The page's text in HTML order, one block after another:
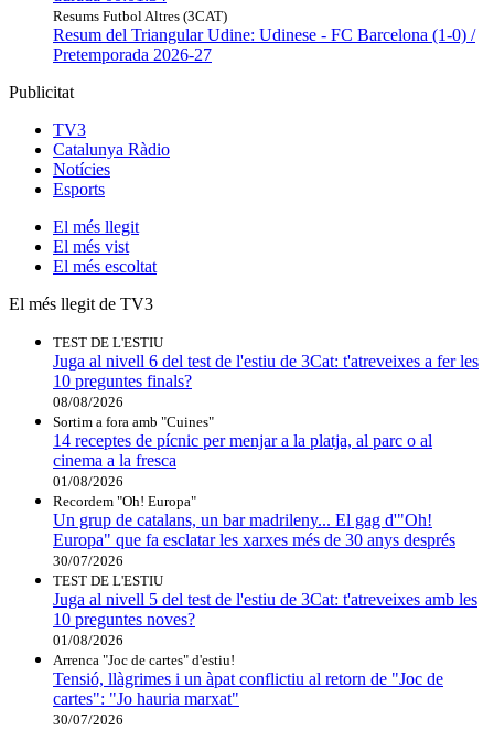
Resums Futbol Altres (3CAT)
Resum del Triangular Udine: Udinese - FC Barcelona (1-0) /
Pretemporada 2026-27
Publicitat
TV3
Catalunya Ràdio
Notícies
Esports
El més llegit
El més vist
El més escoltat
El més llegit de TV3
TEST DE L'ESTIU
Juga al nivell 6 del test de l'estiu de 3Cat: t'atreveixes a fer les
10 preguntes finals?
08/08/2026
Sortim a fora amb "Cuines"
14 receptes de pícnic per menjar a la platja, al parc o al
cinema a la fresca
01/08/2026
Recordem "Oh! Europa"
Un grup de catalans, un bar madrileny... El gag d'"Oh!
Europa" que fa esclatar les xarxes més de 30 anys després
30/07/2026
TEST DE L'ESTIU
Juga al nivell 5 del test de l'estiu de 3Cat: t'atreveixes amb les
10 preguntes noves?
01/08/2026
Arrenca "Joc de cartes" d'estiu!
Tensió, llàgrimes i un àpat conflictiu al retorn de "Joc de
cartes": "Jo hauria marxat"
30/07/2026